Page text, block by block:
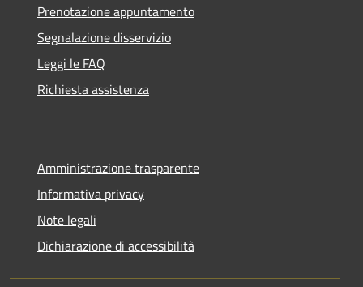
Prenotazione appuntamento
Segnalazione disservizio
Leggi le FAQ
Richiesta assistenza
Amministrazione trasparente
Informativa privacy
Note legali
Dichiarazione di accessibilità